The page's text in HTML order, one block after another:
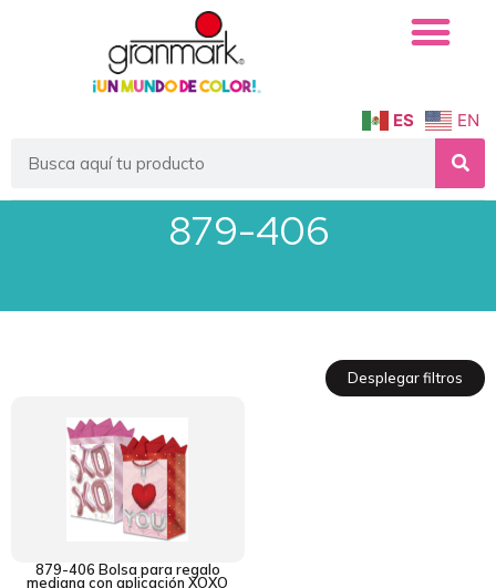
ES EN
879-406
Desplegar filtros
879-406 Bolsa para regalo
mediana con aplicación XOXO